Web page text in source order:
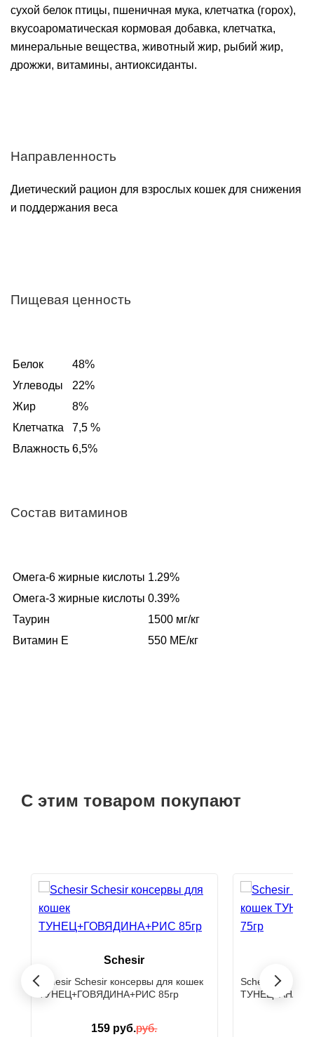
сухой белок птицы, пшеничная мука, клетчатка (горох),
вкусоароматическая кормовая добавка, клетчатка,
минеральные вещества, животный жир, рыбий жир,
дрожжи, витамины, антиоксиданты.
Направленность
Диетический рацион для взрослых кошек для снижения
и поддержания веса
Пищевая ценность
Белок
48%
Углеводы
22%
Жир
8%
Клетчатка
7,5 %
Влажность 6,5%
Состав витаминов
Омега-6 жирные кислоты 1.29%
Омега-3 жирные кислоты 0.39%
Таурин
1500 мг/кг
Витамин E
550 МЕ/кг
С этим товаром покупают
Schesir
Schesir Schesir консервы для кошек
ТУНЕЦ+ГОВЯДИНА+РИС 85гр
159 руб.руб.
Schesir Schesir
‹ ›